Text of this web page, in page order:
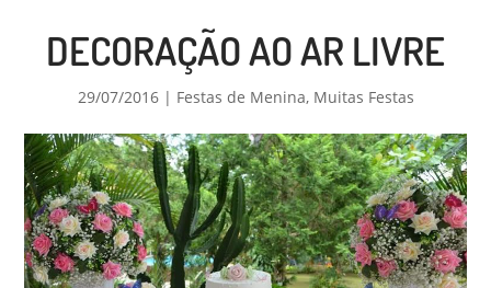
DECORAÇÃO AO AR LIVRE
29/07/2016| Festas de Menina, Muitas Festas